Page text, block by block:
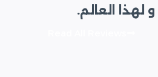
العالم.